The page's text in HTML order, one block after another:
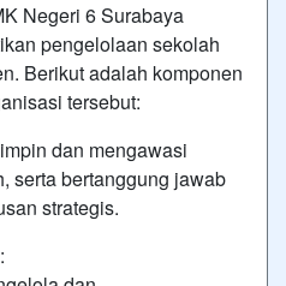
Negeri 6 Surabaya
pengelolaan sekolah
Berikut adalah komponen
tersebut:
dan mengawasi
serta bertanggung jawab
strategis.